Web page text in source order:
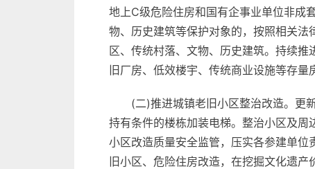
地上C级危险住房和国有企事业单位非成
物、历史建筑等保护对象的，按照相关法
区、传统村落、文物、历史建筑。持续
旧厂房、低效楼宇、传统商业设施等存
(二)推进城镇老旧小区整治改造。更
持有条件的楼栋加装电梯。整治小区及
小区改造质量安全监管，压实各参建单
旧小区、危险住房改造，在挖掘文化遗